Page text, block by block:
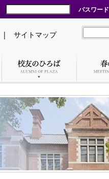
パスワード
| サイトマップ